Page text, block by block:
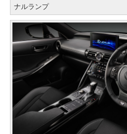
ナルランプ